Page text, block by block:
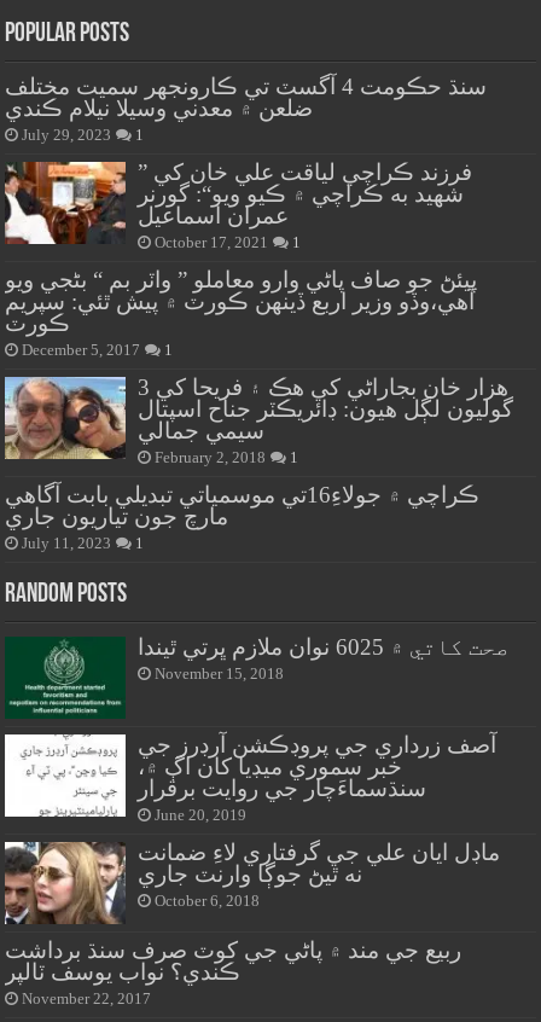
Popular Posts
سنڌ حڪومت 4 آگسٽ تي ڪارونجهر سميت مختلف
ضلعن ۾ معدني وسيلا نيلام ڪندي
July 29, 2023 1
” فرزند ڪراچي لياقت علي خان کي
شهيد به ڪراچي ۾ ڪيو ويو“: گورنر
عمران اسماعيل
October 17, 2021 1
پيئڻ جو صاف پاڻي وارو معاملو ” واٽر بم “ بڻجي ويو
آهي،وڏو وزير اربع ڏينهن ڪورٽ ۾ پيش ٿئي: سپريم
ڪورٽ
December 5, 2017 1
هزار خان بجاراڻي کي هڪ ۽ فريحا کي 3
گوليون لڳل هيون: ڊائريڪٽر جناح اسپتال
سيمي جمالي
February 2, 2018 1
ڪراچي ۾ جولاءِ16تي موسمياتي تبديلي بابت آگاهي
مارچ جون تياريون جاري
July 11, 2023 1
Random Posts
صحت کاتي ۾ 6025 نوان ملازم ڀرتي ٿيندا
November 15, 2018
آصف زرداري جي پروڊڪشن آرڊرز جي
خبر سموري ميڊيا کان اڳ ۾،
سنڌسماءَچار جي روايت برقرار
June 20, 2019
ماڊل ايان علي جي گرفتاري لاءِ ضمانت
نه ٿيڻ جوڳا وارنٽ جاري
October 6, 2018
ربيع جي مند ۾ پاڻي جي کوٽ صرف سنڌ برداشت
ڪندي؟ نواب يوسف ٽالپر
November 22, 2017